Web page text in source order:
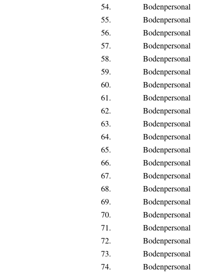
54.
Bodenpersonal
55.
Bodenpersonal
56.
Bodenpersonal
57.
Bodenpersonal
58.
Bodenpersonal
59.
Bodenpersonal
60.
Bodenpersonal
61.
Bodenpersonal
62.
Bodenpersonal
63.
Bodenpersonal
64.
Bodenpersonal
65.
Bodenpersonal
66.
Bodenpersonal
67.
Bodenpersonal
68.
Bodenpersonal
69.
Bodenpersonal
70.
Bodenpersonal
71.
Bodenpersonal
72.
Bodenpersonal
73.
Bodenpersonal
74.
Bodenpersonal